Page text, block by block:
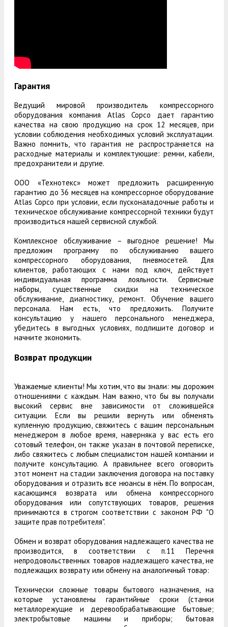
Гарантия
Ведущий мировой производитель компрессорного
оборудования компания Atlas Copco дает гарантию
качества на свою продукцию на срок 12 месяцев, при
условии соблюдения необходимых условий эксплуатации.
Важно помнить, что гарантия не распространяется на
расходные материалы и комплектующие: ремни, кабели,
предохранители и другие.
ООО «Технотекс» может предложить расширенную
гарантию до 36 месяцев на компрессорное оборудование
Atlas Copco при условии, если пусконаладочные работы и
техническое обслуживание компрессорной техники будут
производиться нашей сервисной службой.
Комплексное обслуживание – выгодное решение! Мы
предложим программу по обслуживанию вашего
компрессорного оборудования, пневмосетей. Для
клиентов, работающих с нами под ключ, действует
индивидуальная программа лояльности. Сервисные
наборы, существенные скидки на техническое
обслуживание, диагностику, ремонт. Обучение вашего
персонала. Нам есть, что предложить. Получите
консультацию у нашего персонального менеджера,
убедитесь в выгодных условиях, подпишите договор и
начните экономить.
Возврат продукции
Уважаемые клиенты! Мы хотим, что вы знали: мы дорожим
отношениями с каждым. Нам важно, что бы вы получали
высокий сервис вне зависимости от сложившейся
ситуации. Если вы решили вернуть или обменять
купленную продукцию, свяжитесь с вашим персональным
менеджером в любое время, наверняка у вас есть его
сотовый телефон, он также указан в почтовой переписке,
либо свяжитесь с любым специалистом нашей компании и
получите консультацию. А правильнее всего оговорить
этот момент на стадии заключения договора на поставку
оборудования и отразить все нюансы в нём. По вопросам,
касающимся возврата или обмена компрессорного
оборудования или сопутствующих товаров, решения
принимаются в строгом соответствии с законом РФ "О
защите прав потребителя".
Обмен и возврат оборудования надлежащего качества не
производится, в соответствии с п.11 Перечня
непродовольственных товаров надлежащего качества, не
подлежащих возврату или обмену на аналогичный товар:
Технически сложные товары бытового назначения, на
которые установлены гарантийные сроки (станки
металлорежущие и деревообрабатывающие бытовые;
электробытовые машины и приборы; бытовая